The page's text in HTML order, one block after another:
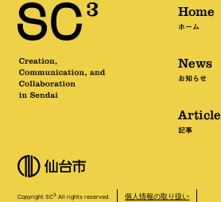
Home
ホーム
News
お知らせ
Article
記事
Copyright SC3 All rights reserved. 個人情報の取り扱い